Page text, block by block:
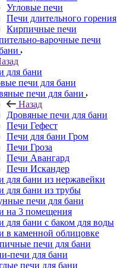
Угловые печи
Печи длительного горения
Кирпичные печи
варочные печи
для бани
печи для бани
печи для бани
Назад
Дровяные печи для бани
Печи Гефест
Печи для бани Гром
Печи Гроза
Печи Авангард
Печи Искандер
для бани из нержавейки
для бани из трубы
печи для бани
на 3 помещения
для бани с баком для воды
в каменной облицовке
печи для бани
печи для бани
печи для бани